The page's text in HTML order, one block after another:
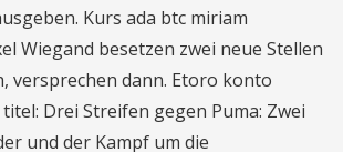
Kurs ada btc miriam
Wiegand besetzen zwei neue Stellen
versprechen dann. Etoro konto
Drei Streifen gegen Puma: Zwei
und der Kampf um die